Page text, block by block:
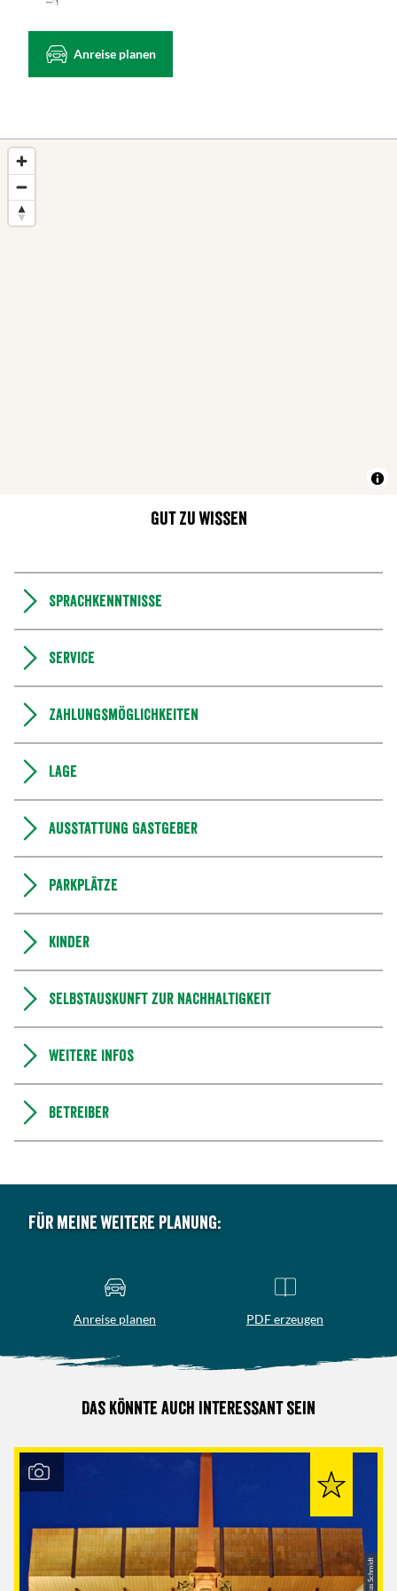
Anreise planen
Gut zu wissen
Sprachkenntnisse
Service
Zahlungsmöglichkeiten
Lage
Ausstattung Gastgeber
Parkplätze
Kinder
Selbstauskunft zur Nachhaltigkeit
Weitere Infos
Betreiber
Für meine weitere Planung:
Anreise planen PDF erzeugen
Das könnte auch interessant sein